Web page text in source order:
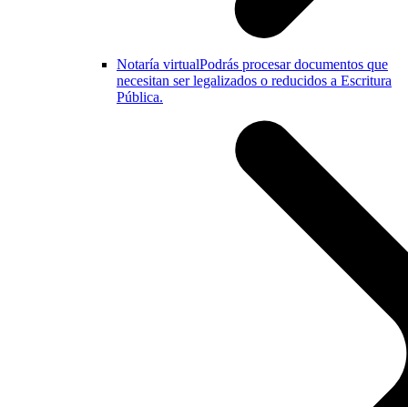
Notaría virtualPodrás procesar documentos que
necesitan ser legalizados o reducidos a Escritura
Pública.